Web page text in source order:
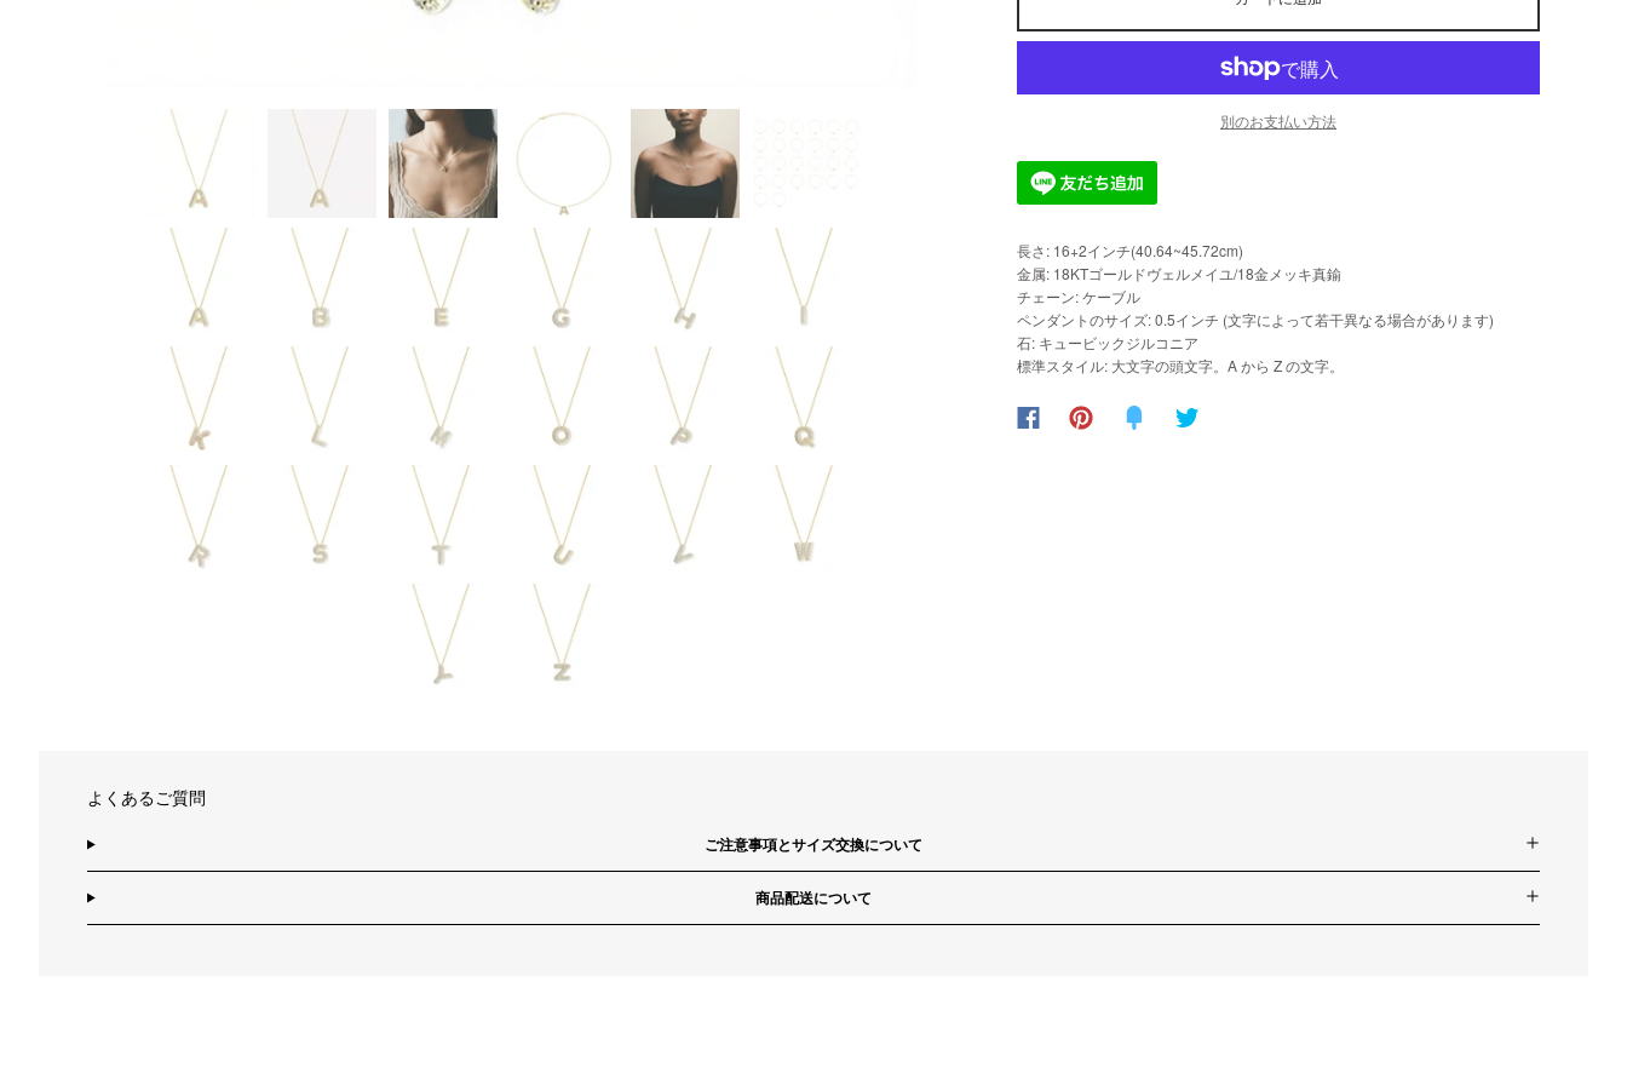
別のお支払い方法
長さ: 16+2インチ(40.64~45.72cm)
金属: 18KTゴールドヴェルメイユ/18金メッキ真鍮
チェーン: ケーブル
ペンダントのサイズ: 0.5インチ (文字によって若干異なる場合があります)
石: キュービックジルコニア
標準スタイル: 大文字の頭文字。A から Z の文字。
よくあるご質問
ご注意事項とサイズ交換について
商品配送について